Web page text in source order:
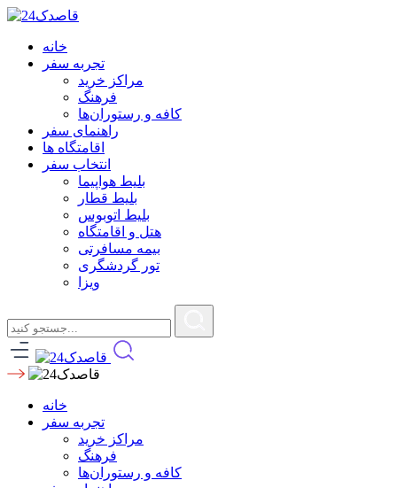
خانه
تجربه سفر
مراکز خرید
فرهنگ
کافه و رستوران‌ها
راهنمای سفر
اقامتگاه ها
انتخاب سفر
بلیط هواپیما
بلیط قطار
بلیط اتوبوس
هتل و اقامتگاه
بیمه مسافرتی
تور گردشگری
ویزا
خانه
تجربه سفر
مراکز خرید
فرهنگ
کافه و رستوران‌ها